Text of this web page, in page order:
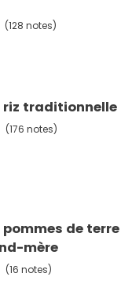
(128 notes)
riz traditionnelle
(176 notes)
de terre
mère
(16 notes)